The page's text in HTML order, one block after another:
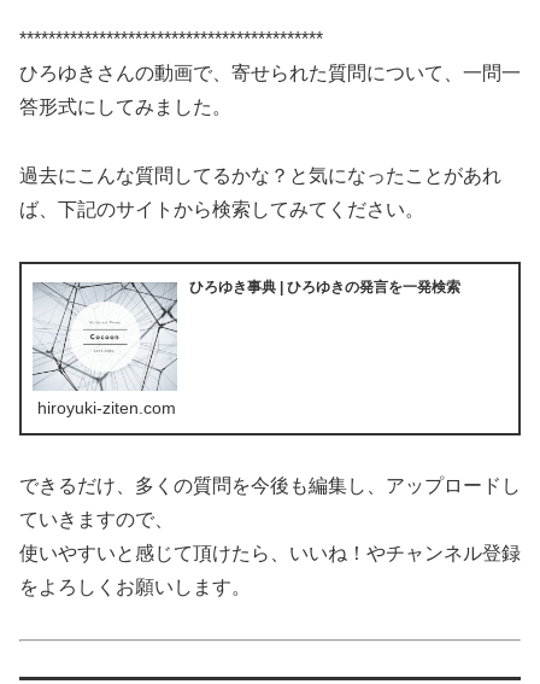
******************************************
ひろゆきさんの動画で、寄せられた質問について、一問一
答形式にしてみました。
過去にこんな質問してるかな？と気になったことがあれ
ば、下記のサイトから検索してみてください。
ひろゆき事典 | ひろゆきの発言を一発検索
hiroyuki-ziten.com
できるだけ、多くの質問を今後も編集し、アップロードし
ていきますので、
使いやすいと感じて頂けたら、いいね！やチャンネル登録
をよろしくお願いします。